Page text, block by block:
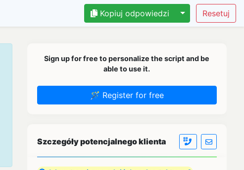
Kopiuj odpowiedzi
Sign up for free to personalize the script and be
able to use it.
🪄 Register for free
Szczegóły potencjalnego klienta